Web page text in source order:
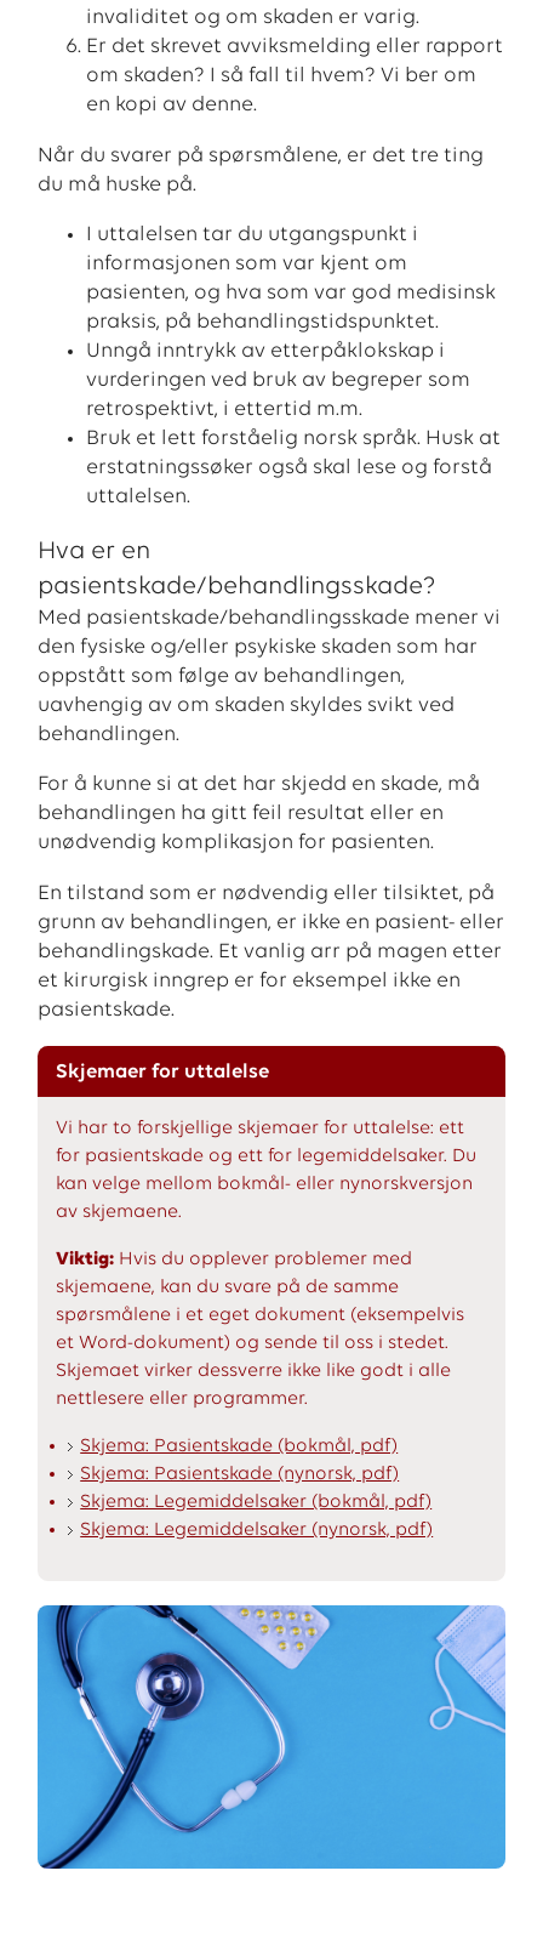
invaliditet og om skaden er varig.
Er det skrevet avviksmelding eller rapport
om skaden? I så fall til hvem? Vi ber om
en kopi av denne.
Når du svarer på spørsmålene, er det tre ting
du må huske på.
I uttalelsen tar du utgangspunkt i
informasjonen som var kjent om
pasienten, og hva som var god medisinsk
praksis, på behandlingstidspunktet.
Unngå inntrykk av etterpåklokskap i
vurderingen ved bruk av begreper som
retrospektivt, i ettertid m.m.
Bruk et lett forståelig norsk språk. Husk at
erstatningssøker også skal lese og forstå
uttalelsen.
Hva er en
pasientskade/behandlingsskade?
Med pasientskade/behandlingsskade mener vi
den fysiske og/eller psykiske skaden som har
oppstått som følge av behandlingen,
uavhengig av om skaden skyldes svikt ved
behandlingen.
For å kunne si at det har skjedd en skade, må
behandlingen ha gitt feil resultat eller en
unødvendig komplikasjon for pasienten.
En tilstand som er nødvendig eller tilsiktet, på
grunn av behandlingen, er ikke en pasient- eller
behandlingskade. Et vanlig arr på magen etter
et kirurgisk inngrep er for eksempel ikke en
pasientskade.
Skjemaer for uttalelse
Vi har to forskjellige skjemaer for uttalelse: ett
for pasientskade og ett for legemiddelsaker. Du
kan velge mellom bokmål- eller nynorskversjon
av skjemaene.
Viktig: Hvis du opplever problemer med
skjemaene, kan du svare på de samme
spørsmålene i et eget dokument (eksempelvis
et Word-dokument) og sende til oss i stedet.
Skjemaet virker dessverre ikke like godt i alle
nettlesere eller programmer.
Skjema: Pasientskade (bokmål, pdf)
Skjema: Pasientskade (nynorsk, pdf)
Skjema: Legemiddelsaker (bokmål, pdf)
Skjema: Legemiddelsaker (nynorsk, pdf)